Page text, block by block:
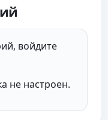
войдите
не настроен.